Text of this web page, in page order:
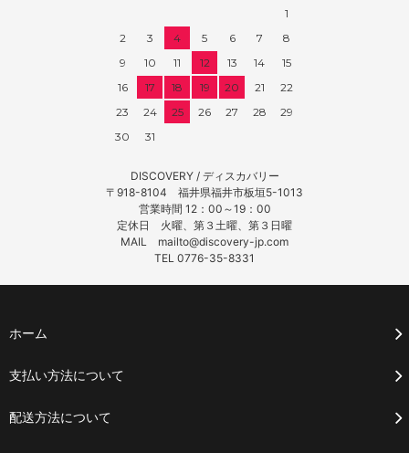
1
2
3 4 5 6 7
8
9
10 11 12 13 14
15
16
17 18 19 20 21
22
23
24 25 26 27 28
29
30
31
DISCOVERY / ディスカバリー
〒918-8104 福井県福井市板垣5-1013
営業時間 12：00～19：00
定休日 火曜、第３土曜、第３日曜
MAIL mailto@discovery-jp.com
TEL 0776-35-8331
ホーム
支払い方法について
配送方法について